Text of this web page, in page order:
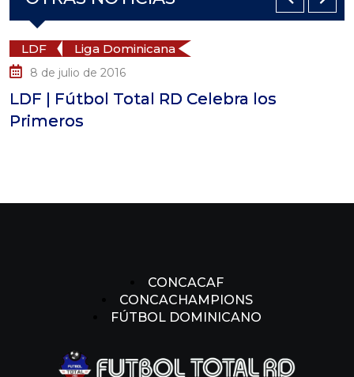
LDF Liga Dominicana
8 de julio de 2016
| Fútbol Total RD Celebra los
CONCACAF
CONCACHAMPIONS
FÚTBOL DOMINICANO